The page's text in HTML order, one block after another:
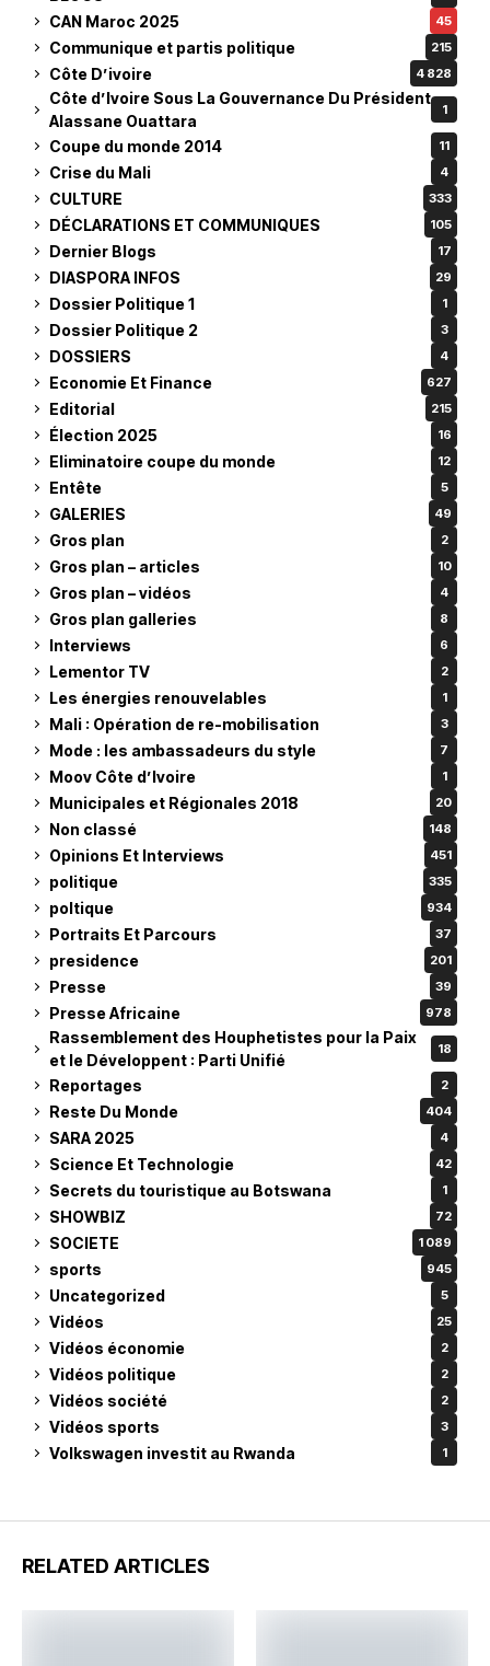
CAN Maroc 2025 45
Communique et partis politique 215
Côte D’ivoire 4 828
Côte d’Ivoire Sous La Gouvernance Du Président
Alassane Ouattara
1
Coupe du monde 2014 11
Crise du Mali 4
CULTURE 333
DÉCLARATIONS ET COMMUNIQUES 105
Dernier Blogs 17
DIASPORA INFOS 29
Dossier Politique 1 1
Dossier Politique 2 3
DOSSIERS 4
Economie Et Finance 627
Editorial 215
Élection 2025 16
Eliminatoire coupe du monde 12
Entête 5
GALERIES 49
Gros plan 2
Gros plan – articles 10
Gros plan – vidéos 4
Gros plan galleries 8
Interviews 6
Lementor TV 2
Les énergies renouvelables 1
Mali : Opération de re-mobilisation 3
Mode : les ambassadeurs du style 7
Moov Côte d’Ivoire 1
Municipales et Régionales 2018 20
Non classé 148
Opinions Et Interviews 451
politique 335
poltique 934
Portraits Et Parcours 37
presidence 201
Presse 39
Presse Africaine 978
Rassemblement des Houphetistes pour la Paix
et le Développent : Parti Unifié
18
Reportages 2
Reste Du Monde 404
SARA 2025 4
Science Et Technologie 42
Secrets du touristique au Botswana 1
SHOWBIZ 72
SOCIETE 1 089
sports 945
Uncategorized 5
Vidéos 25
Vidéos économie 2
Vidéos politique 2
Vidéos société 2
Vidéos sports 3
Volkswagen investit au Rwanda 1
RELATED ARTICLES